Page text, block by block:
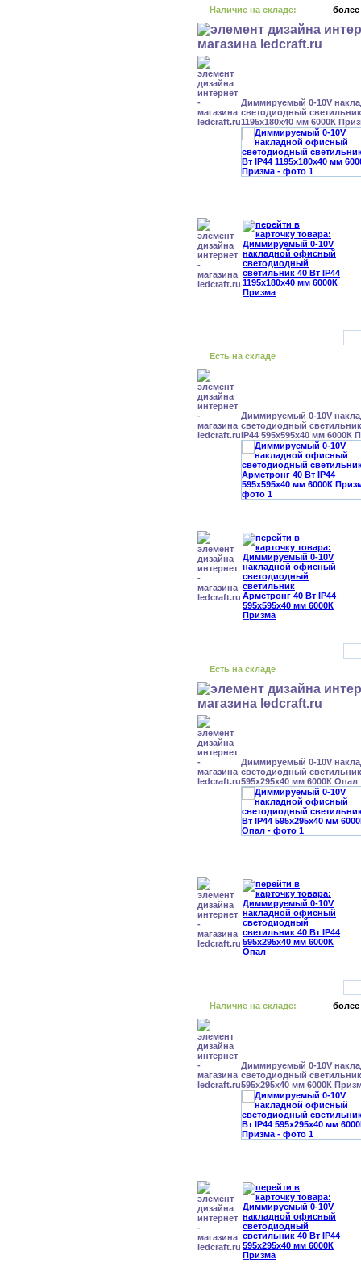
Наличие на складе: более
Диммируемый 0-10V
светодиодный
1195x180x40 мм 6000К
Есть на складе
Диммируемый 0-10V
светодиодный
IP44 595x595x40 мм 6000К
Есть на складе
Диммируемый 0-10V
светодиодный
595x295x40 мм 6000К Опал
Наличие на складе: более
Диммируемый 0-10V
светодиодный
595x295x40 мм 6000К